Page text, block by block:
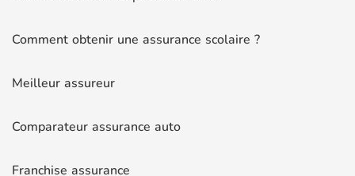
Comment obtenir une assurance scolaire ?
Meilleur assureur
Comparateur assurance auto
Franchise assurance